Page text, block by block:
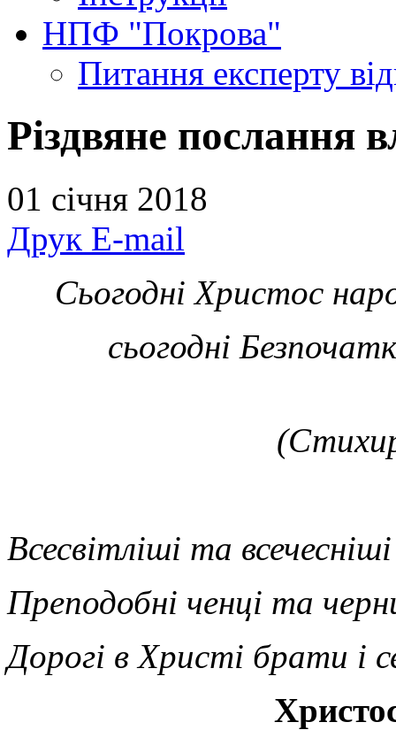
НПФ "Покрова"
Питання експерту
Різдвяне послання
01 січня 2018
Друк E-mail
Сьогодні Христос
сьогодні
Всесвітліші та
Преподобні ченці та
Дорогі в Христі брати і